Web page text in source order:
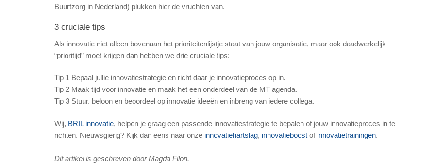
Buurtzorg in Nederland) plukken hier de vruchten van.
3 cruciale tips
Als innovatie niet alleen bovenaan het prioriteitenlijstje staat van jouw organisatie, maar ook daadwerkelijk
“prioritijd” moet krijgen dan hebben we drie cruciale tips:
Tip 1 Bepaal jullie innovatiestrategie en richt daar je innovatieproces op in.
Tip 2 Maak tijd voor innovatie en maak het een onderdeel van de MT agenda.
Tip 3 Stuur, beloon en beoordeel op innovatie ideeën en inbreng van iedere collega.
Wij, BRIL innovatie, helpen je graag een passende innovatiestrategie te bepalen of jouw innovatieproces in te
richten. Nieuwsgierig? Kijk dan eens naar onze innovatiehartslag, innovatieboost of innovatietrainingen.
Dit artikel is geschreven door Magda Filon.